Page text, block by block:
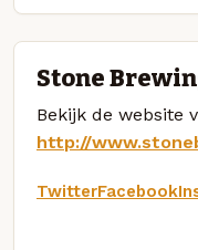
Stone
Bekijk de website
http://
TwitterFacebook